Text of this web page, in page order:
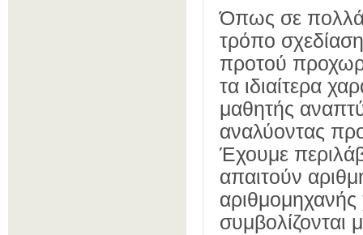
Όπως σε πολλά
τρόπο
προτού
τα ιδιαίτερα
μαθητής
αναλύοντας
Έχουμε
απαιτούν
συμβολίζονται